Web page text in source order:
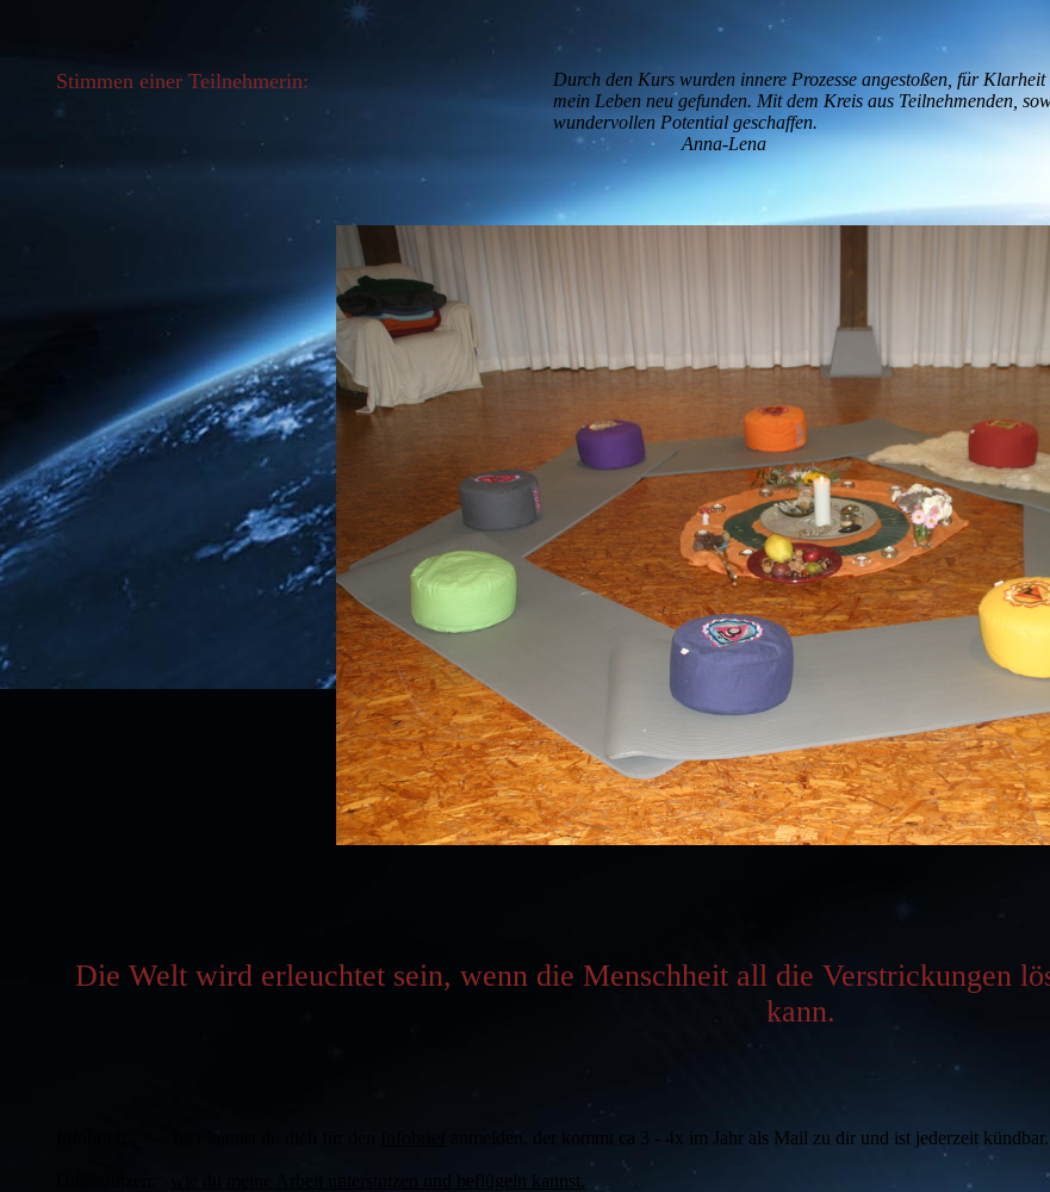
Stimmen einer Teilnehmerin:
Durch den Kurs wurden innere Prozesse angestoßen, für
mein Leben neu gefunden. Mit dem Kreis aus Teilnehmenden,
wundervollen Potential geschaffen.
Anna-Lena
Die Welt wird erleuchtet sein, wenn die Menschheit all die Verstrickungen
kann.
anmelden, der kommt ca 3 - 4x im Jahr als Mail zu dir und ist jederzeit
wie du meine Arbeit unterstützen und beflügeln kannst.